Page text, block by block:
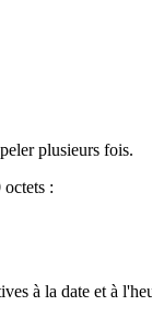
plusieurs fois.
:
à la date et à